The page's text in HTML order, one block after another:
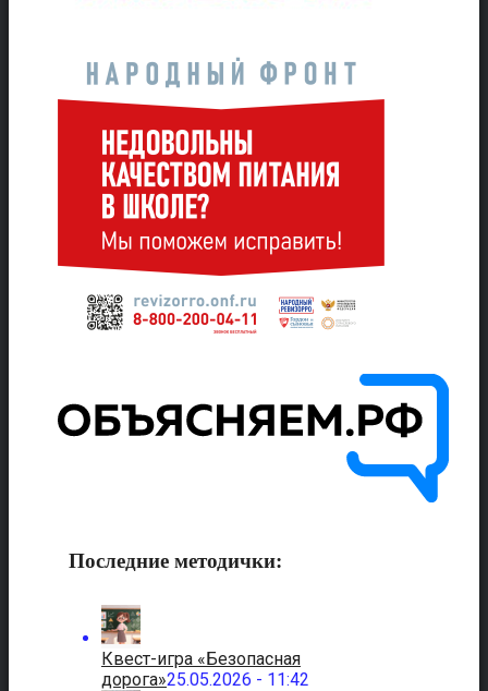
Последние методички:
Квест-игра «Безопасная
дорога»25.05.2026 - 11:42